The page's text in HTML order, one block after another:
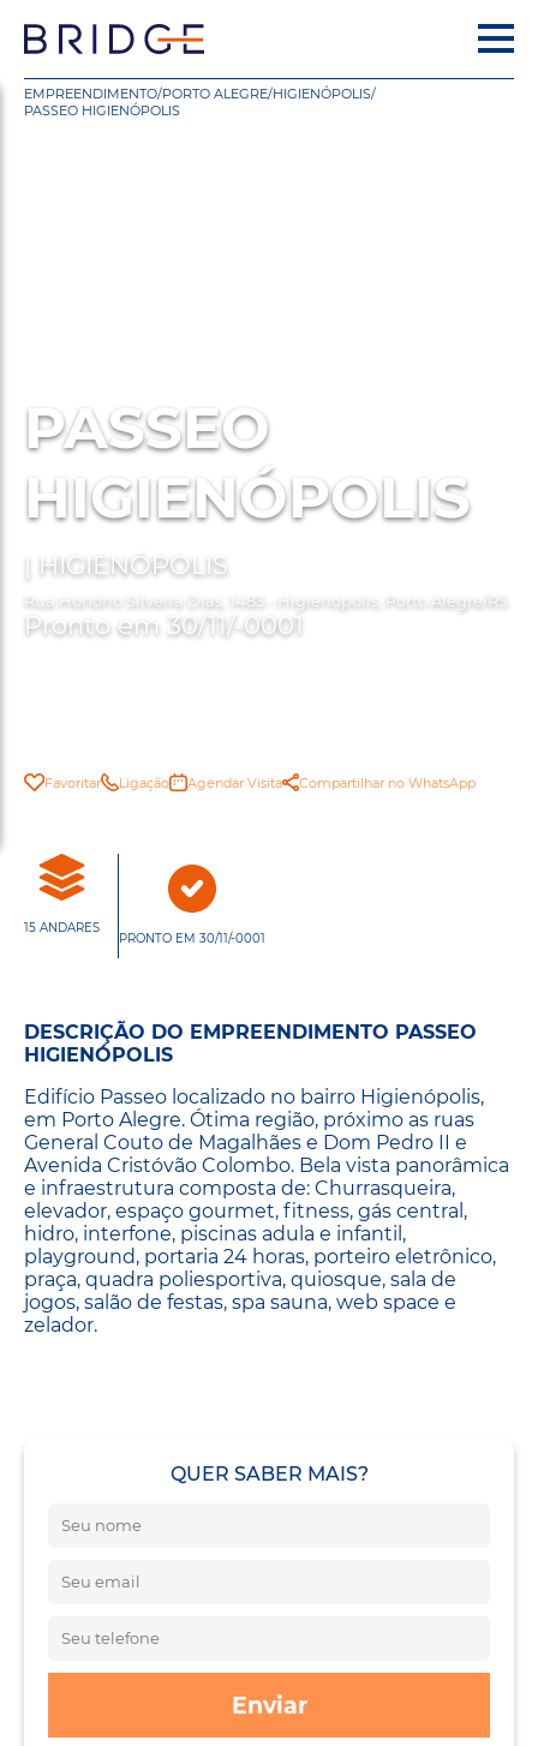
EMPREENDIMENTO/PORTO ALEGRE/HIGIENÓPOLIS/
PASSEO HIGIENÓPOLIS
PASSEO
HIGIENÓPOLIS
| HIGIENÓPOLIS
Rua Honório Silveira Dias, 1483 - Higienópolis, Porto Alegre/RS
Pronto em 30/11/-0001
Favoritar Ligação Agendar Visita Compartilhar no WhatsApp
15 ANDARES
PRONTO EM 30/11/-0001
DESCRIÇÃO DO EMPREENDIMENTO PASSEO
HIGIENÓPOLIS
Edifício Passeo localizado no bairro Higienópolis,
em Porto Alegre. Ótima região, próximo as ruas
General Couto de Magalhães e Dom Pedro II e
Avenida Cristóvão Colombo. Bela vista panorâmica
e infraestrutura composta de: Churrasqueira,
elevador, espaço gourmet, fitness, gás central,
hidro, interfone, piscinas adula e infantil,
playground, portaria 24 horas, porteiro eletrônico,
praça, quadra poliesportiva, quiosque, sala de
jogos, salão de festas, spa sauna, web space e
zelador.
QUER SABER MAIS?
Enviar